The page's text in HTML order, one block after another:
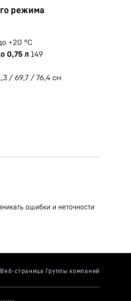
режима
+20 °C
0,75 л 149
/ 69,7 / 76,4 см
ошибки и неточности